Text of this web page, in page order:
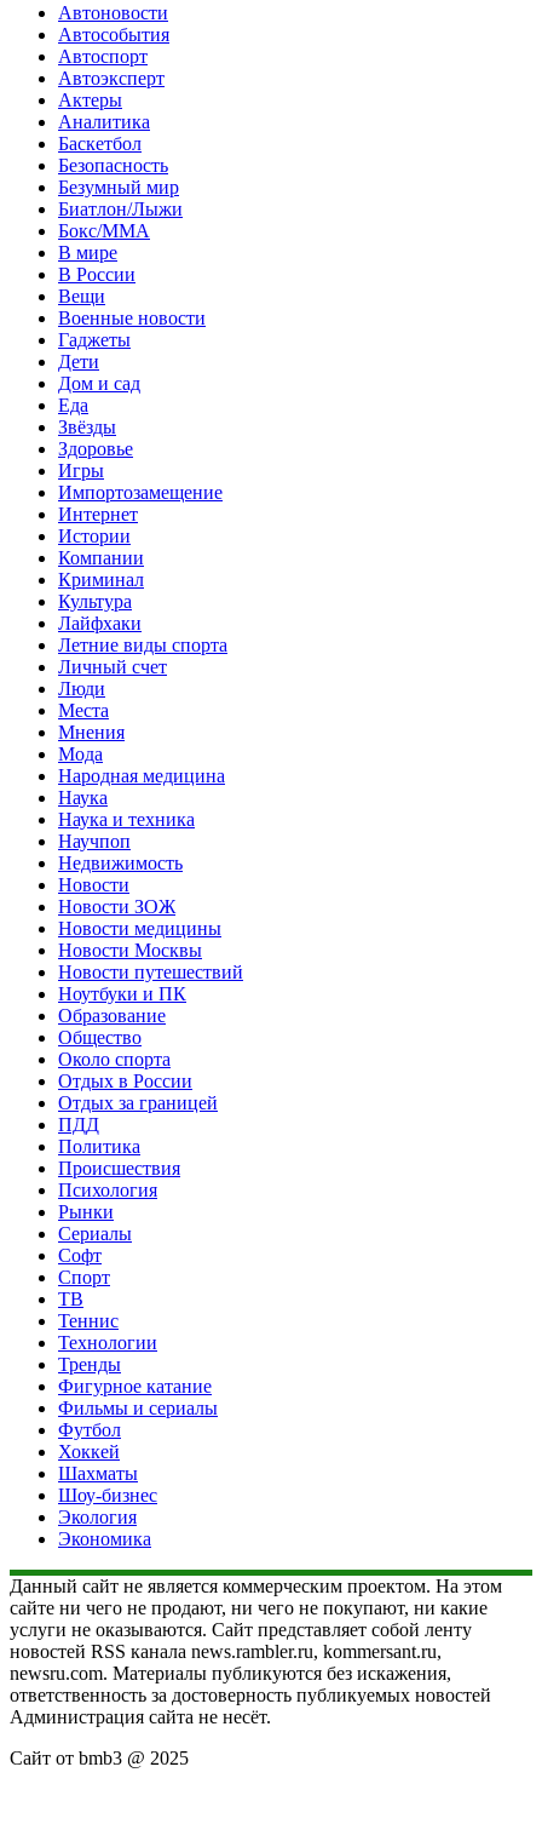
Автоновости
Автособытия
Автоспорт
Автоэксперт
Актеры
Аналитика
Баскетбол
Безопасность
Безумный мир
Биатлон/Лыжи
Бокс/MMA
В мире
В России
Вещи
Военные новости
Гаджеты
Дети
Дом и сад
Еда
Звёзды
Здоровье
Игры
Импортозамещение
Интернет
Истории
Компании
Криминал
Культура
Лайфхаки
Летние виды спорта
Личный счет
Люди
Места
Мнения
Мода
Народная медицина
Наука
Наука и техника
Научпоп
Недвижимость
Новости
Новости ЗОЖ
Новости медицины
Новости Москвы
Новости путешествий
Ноутбуки и ПК
Образование
Общество
Около спорта
Отдых в России
Отдых за границей
ПДД
Политика
Происшествия
Психология
Рынки
Сериалы
Софт
Спорт
ТВ
Теннис
Технологии
Тренды
Фигурное катание
Фильмы и сериалы
Футбол
Хоккей
Шахматы
Шоу-бизнес
Экология
Экономика
Данный сайт не является коммерческим проектом. На этом
сайте ни чего не продают, ни чего не покупают, ни какие
услуги не оказываются. Сайт представляет собой ленту
новостей RSS канала news.rambler.ru, kommersant.ru,
newsru.com. Материалы публикуются без искажения,
ответственность за достоверность публикуемых новостей
Администрация сайта не несёт.
Сайт от bmb3 @ 2025